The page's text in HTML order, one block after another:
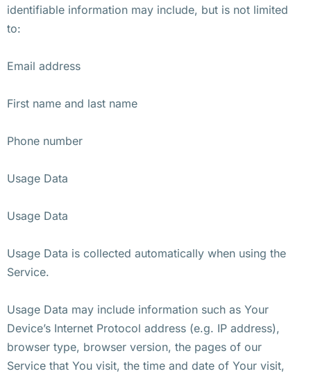
identifiable information may include, but is not limited
to:
Email address
First name and last name
Phone number
Usage Data
Usage Data
Usage Data is collected automatically when using the
Service.
Usage Data may include information such as Your
Device’s Internet Protocol address (e.g. IP address),
browser type, browser version, the pages of our
Service that You visit, the time and date of Your visit,